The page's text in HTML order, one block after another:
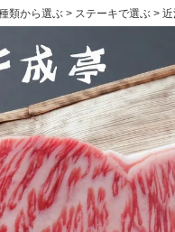
類から選ぶ ステーキで選ぶ